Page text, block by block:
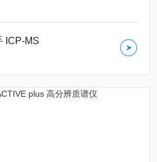
ICP-MS